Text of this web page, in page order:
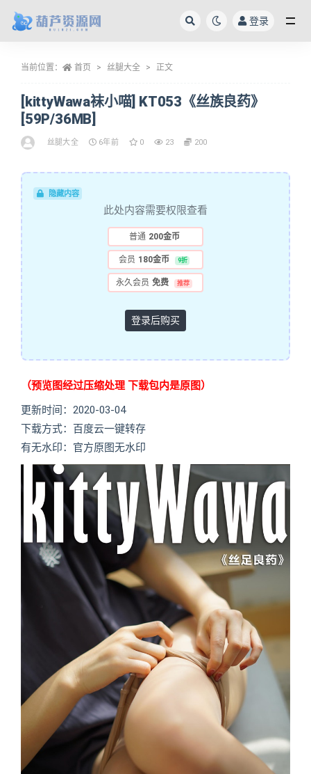
登录
当前位置： 首页 丝腿大全 正文
[kittyWawa袜小喵] KT053《丝族良药》
[59P/36MB]
丝腿大全 6年前 0 23 200
隐藏内容
此处内容需要权限查看
普通 200金币
会员 180金币 9折
永久会员 免费 推荐
登录后购买
（预览图经过压缩处理 下载包内是原图）
更新时间：2020-03-04
下载方式：百度云一键转存
有无水印：官方原图无水印